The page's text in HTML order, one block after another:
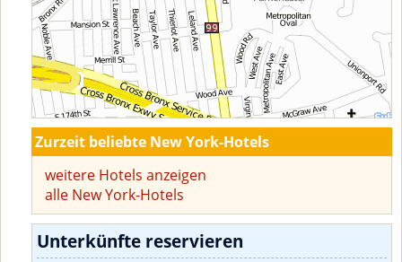
Zurzeit beliebte New York-Hotels
weitere Hotels anzeigen
alle New York-Hotels
Unterkünfte reservieren